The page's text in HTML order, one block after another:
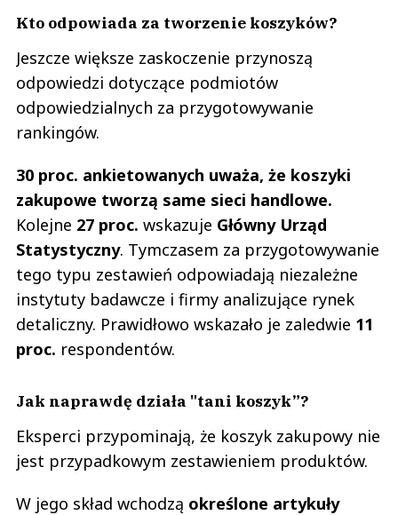
Kto odpowiada za tworzenie koszyków?
Jeszcze większe zaskoczenie przynoszą
odpowiedzi dotyczące podmiotów
odpowiedzialnych za przygotowywanie
rankingów.
30 proc. ankietowanych uważa, że koszyki
zakupowe tworzą same sieci handlowe.
Kolejne 27 proc. wskazuje Główny Urząd
Statystyczny. Tymczasem za przygotowywanie
tego typu zestawień odpowiadają niezależne
instytuty badawcze i firmy analizujące rynek
detaliczny. Prawidłowo wskazało je zaledwie 11
proc. respondentów.
Jak naprawdę działa "tani koszyk”?
Eksperci przypominają, że koszyk zakupowy nie
jest przypadkowym zestawieniem produktów.
W jego skład wchodzą określone artykuły